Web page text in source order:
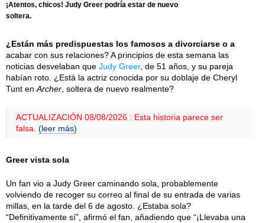
¡Atentos, chicos! Judy Greer podría estar de nuevo
soltera.
¿Están más predispuestas los famosos a divorciarse o a
acabar con sus relaciones? A principios de esta semana las
noticias desvelaban que Judy Greer, de 51 años, y su pareja
habían roto. ¿Está la actriz conocida por su doblaje de Cheryl
Tunt en Archer , soltera de nuevo realmente?
ACTUALIZACIÓN 08/08/2026 : Esta historia parece ser
falsa. (leer más)
Greer vista sola
Un fan vio a Judy Greer caminando sola, probablemente
volviendo de recoger su correo al final de su entrada de varias
millas, en la tarde del 6 de agosto. ¿Estaba sola?
“Definitivamente sí”, afirmó el fan, añadiendo que “¡Llevaba una